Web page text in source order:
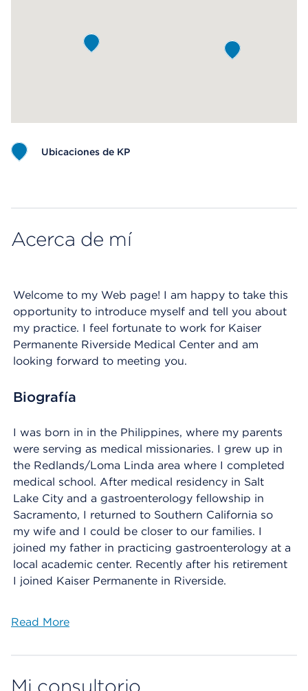
Ubicaciones de KP
Acerca de mí
Welcome to my Web page! I am happy to take this
opportunity to introduce myself and tell you about
my practice. I feel fortunate to work for Kaiser
Permanente Riverside Medical Center and am
looking forward to meeting you.
Biografía
I was born in in the Philippines, where my parents
were serving as medical missionaries. I grew up in
the Redlands/Loma Linda area where I completed
medical school. After medical residency in Salt
Lake City and a gastroenterology fellowship in
Sacramento, I returned to Southern California so
my wife and I could be closer to our families. I
joined my father in practicing gastroenterology at a
local academic center. Recently after his retirement
I joined Kaiser Permanente in Riverside.
Read More
Mi consultorio